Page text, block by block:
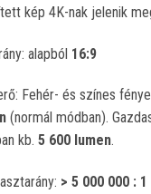
kép 4K-nak jelenik
alapból 16:9
Fehér- és színes
(normál módban).
kb. 5 600 lumen.
> 5 000 000 : 1